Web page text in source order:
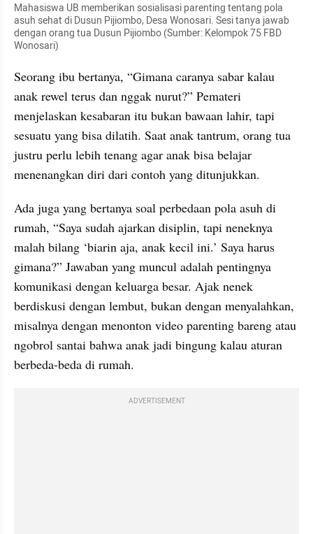
Mahasiswa UB memberikan sosialisasi parenting tentang pola
asuh sehat di Dusun Pijiombo, Desa Wonosari. Sesi tanya jawab
dengan orang tua Dusun Pijiombo (Sumber: Kelompok 75 FBD
Wonosari)
Seorang ibu bertanya, “Gimana caranya sabar kalau
anak rewel terus dan nggak nurut?” Pemateri
menjelaskan kesabaran itu bukan bawaan lahir, tapi
sesuatu yang bisa dilatih. Saat anak tantrum, orang tua
justru perlu lebih tenang agar anak bisa belajar
menenangkan diri dari contoh yang ditunjukkan.
Ada juga yang bertanya soal perbedaan pola asuh di
rumah, “Saya sudah ajarkan disiplin, tapi neneknya
malah bilang ‘biarin aja, anak kecil ini.’ Saya harus
gimana?” Jawaban yang muncul adalah pentingnya
komunikasi dengan keluarga besar. Ajak nenek
berdiskusi dengan lembut, bukan dengan menyalahkan,
misalnya dengan menonton video parenting bareng atau
ngobrol santai bahwa anak jadi bingung kalau aturan
berbeda-beda di rumah.
ADVERTISEMENT